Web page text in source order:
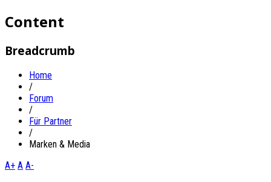
Content
Breadcrumb
Home
/
Forum
/
Für Partner
/
Marken & Media
A+ A A-